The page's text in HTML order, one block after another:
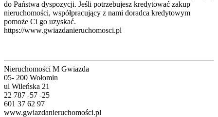
do Państwa dyspozycji. Jeśli potrzebujesz kredytować zakup
nieruchomości, współpracujący z nami doradca kredytowym
pomoże Ci go uzyskać.
https://www.gwiazdanieruchomosci.pl
Nieruchomości M Gwiazda
05- 200 Wołomin
ul Wileńska 21
22 787 -57 -25
601 37 62 97
www.gwiazdanieruchomości.pl